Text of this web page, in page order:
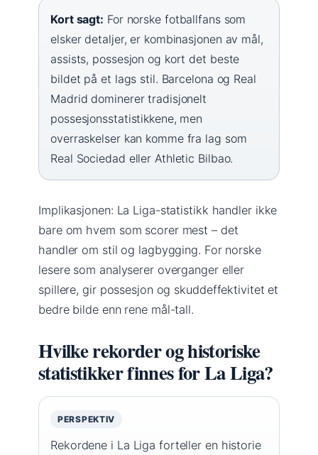
Kort sagt: For norske fotballfans som
elsker detaljer, er kombinasjonen av mål,
assists, possesjon og kort det beste
bildet på et lags stil. Barcelona og Real
Madrid dominerer tradisjonelt
possesjonsstatistikkene, men
overraskelser kan komme fra lag som
Real Sociedad eller Athletic Bilbao.
Implikasjonen: La Liga-statistikk handler ikke
bare om hvem som scorer mest – det
handler om stil og lagbygging. For norske
lesere som analyserer overganger eller
spillere, gir possesjon og skuddeffektivitet et
bedre bilde enn rene mål-tall.
Hvilke rekorder og historiske
statistikker finnes for La Liga?
PERSPEKTIV
Rekordene i La Liga forteller en historie